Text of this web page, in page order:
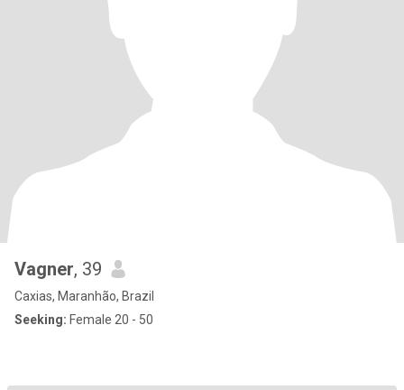
Vagner, 39
Caxias, Maranhão, Brazil
Seeking: Female 20 - 50